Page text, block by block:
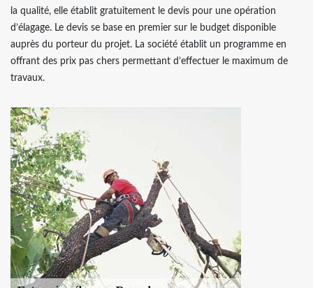
la qualité, elle établit gratuitement le devis pour une opération
d’élagage. Le devis se base en premier sur le budget disponible
auprès du porteur du projet. La société établit un programme en
offrant des prix pas chers permettant d’effectuer le maximum de
travaux.